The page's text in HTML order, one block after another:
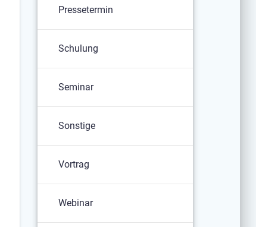
Pressetermin
Schulung
Seminar
Sonstige
Vortrag
Webinar